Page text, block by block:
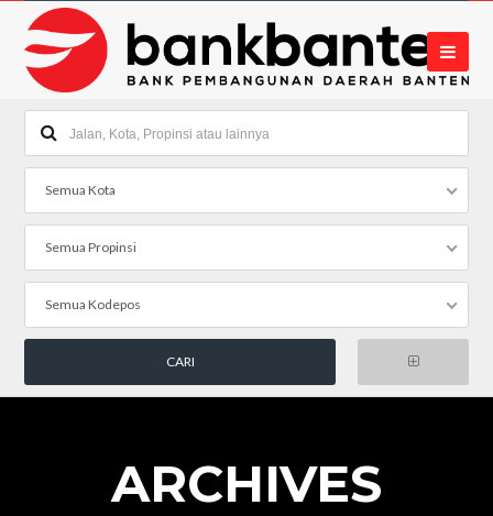
Semua Kota
Semua Propinsi
Semua Kodepos
ARCHIVES